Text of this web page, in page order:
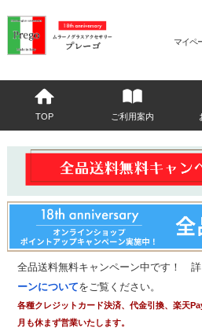
マイペ
TOP ご利用案内
全品送料無料キャンペーン中です！ 詳
ーンについてをご覧ください。
各種クレジットカード決済、代金引換、楽天
月も休まず営業いたします。